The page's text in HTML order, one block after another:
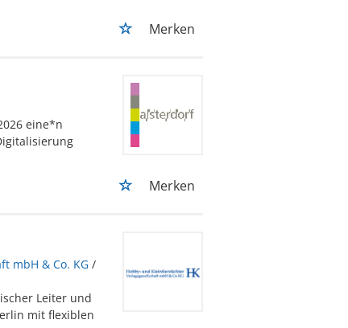
Merken
eine*n
Merken
mbH & Co. KG /
Leiter und
mit flexiblen